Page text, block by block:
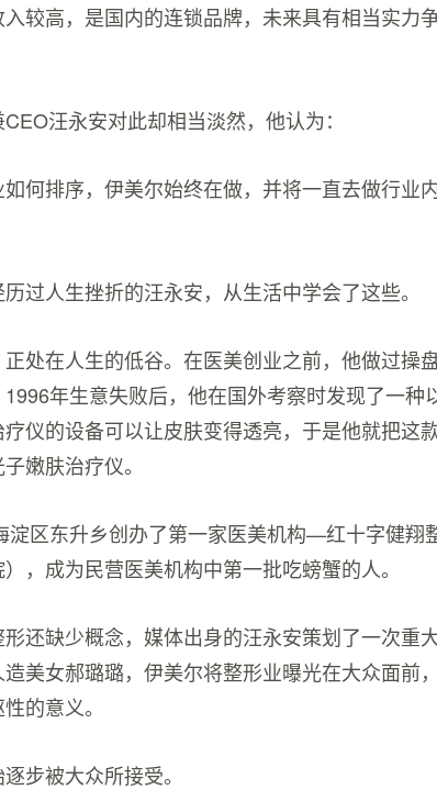
较高，是国内的连锁品牌，未来具有相当实力
汪永安对此却相当淡然，他认为：
何排序，伊美尔始终在做，并将一直去做行业
过人生挫折的汪永安，从生活中学会了这些。
处在人生的低谷。在医美创业之前，他做过操
年生意失败后，他在国外考察时发现了一种
仪的设备可以让皮肤变得透亮，于是他就把这
嫩肤治疗仪。
淀区东升乡创办了第一家医美机构—红十字健翔
，成为民营医美机构中第一批吃螃蟹的人。
还缺少概念，媒体出身的汪永安策划了一次重
美女郝璐璐，伊美尔将整形业曝光在大众面前
的意义。
步被大众所接受。